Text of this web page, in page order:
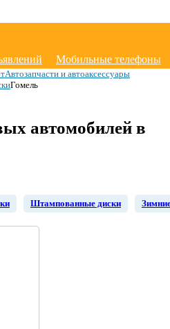
Мобильные телефоны
Автозапчасти и автоаксессуары
Гомель
автомобилей в
Штампованные диски